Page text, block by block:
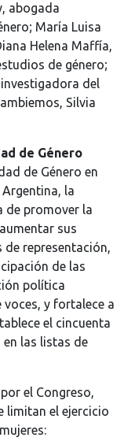
abogada
María Luisa
Helena Maffía,
de género;
del
Silvia
de Género
de Género en
la
de promover la
sus
representación,
de las
política
y fortalece a
el cincuenta
las listas de
el Congreso,
limitan el ejercicio